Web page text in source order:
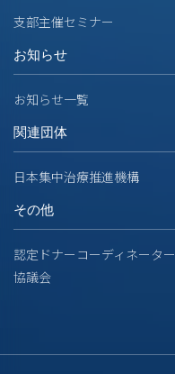
支部主催セミナー
お知らせ
お知らせ一覧
関連団体
日本集中治療推進機構
その他
認定ドナーコーディネーター
協議会